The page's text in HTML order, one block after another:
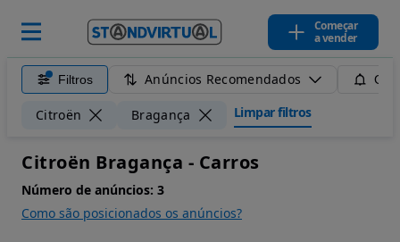
Começar
a vender
Filtros Anúncios Recomendados
Citroën Bragança Limpar filtros
Citroën Bragança - Carros
Número de anúncios: 3
Como são posicionados os anúncios?